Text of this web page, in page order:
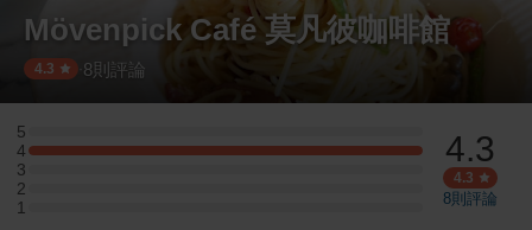
Mövenpick Café 莫凡彼咖啡館
4.3 8 則評論
5
5 星：0 則評論
4
4 星：3 則評論
3
3 星：0 則評論
2
2 星：0 則評論
1
1 星：0 則評論
4.3
4.3
8則評論